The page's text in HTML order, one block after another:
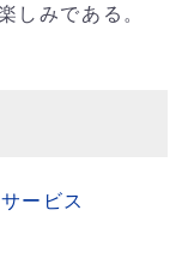
しみである。
ービス